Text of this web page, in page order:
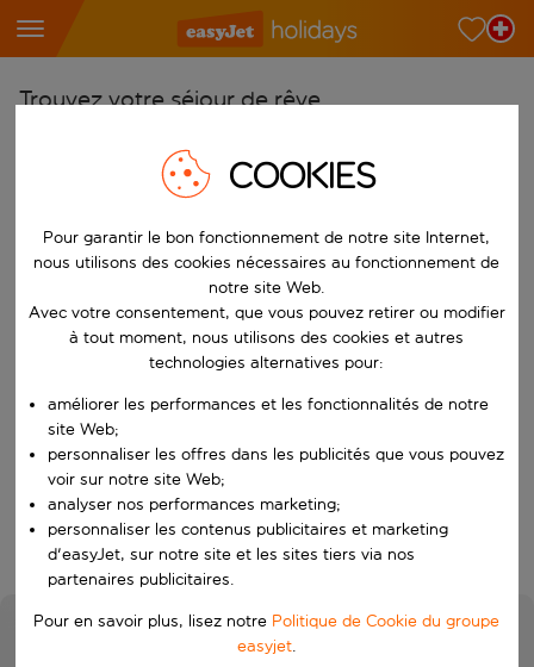
Trouvez votre séjour de rêve
Choisissez votre aéroport
Commencez à taper pour la saisie automatique. Lorsque les
Choisissez votre destination
Vers
Choisissez vos dates
Quand
Qui
Rechercher
COOKIES
Pour garantir le bon fonctionnement de notre site Internet,
nous utilisons des cookies nécessaires au fonctionnement de
notre site Web.
Avec votre consentement, que vous pouvez retirer ou modifier
à tout moment, nous utilisons des cookies et autres
technologies alternatives pour:
améliorer les performances et les fonctionnalités de notre
site Web;
personnaliser les offres dans les publicités que vous pouvez
voir sur notre site Web;
analyser nos performances marketing;
personnaliser les contenus publicitaires et marketing
d'easyJet, sur notre site et les sites tiers via nos
partenaires publicitaires.
Pour en savoir plus, lisez notre Politique de Cookie du groupe
easyjet.